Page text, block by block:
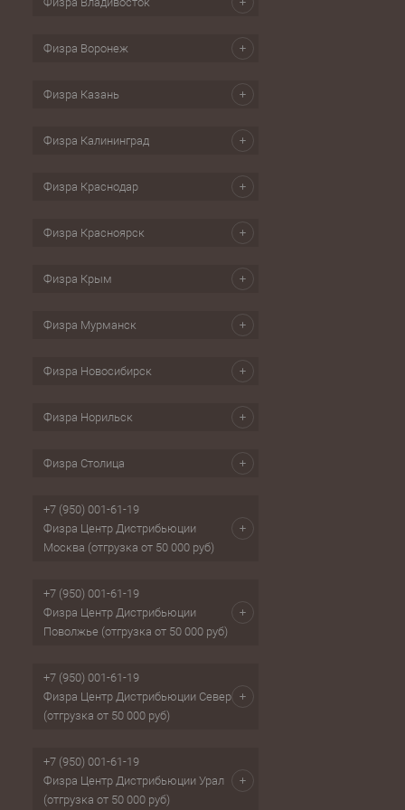
Физра Воронеж
Физра Казань
Физра Калининград
Физра Краснодар
Физра Красноярск
Физра Крым
Физра Мурманск
Физра Новосибирск
Физра Норильск
Физра Столица
+7 (950) 001-61-19
Физра Центр Дистрибьюции
Москва (отгрузка от 50 000 руб)
+7 (950) 001-61-19
Физра Центр Дистрибьюции
Поволжье (отгрузка от 50 000 руб)
+7 (950) 001-61-19
Физра Центр Дистрибьюции Север
(отгрузка от 50 000 руб)
+7 (950) 001-61-19
Физра Центр Дистрибьюции Урал
(отгрузка от 50 000 руб)